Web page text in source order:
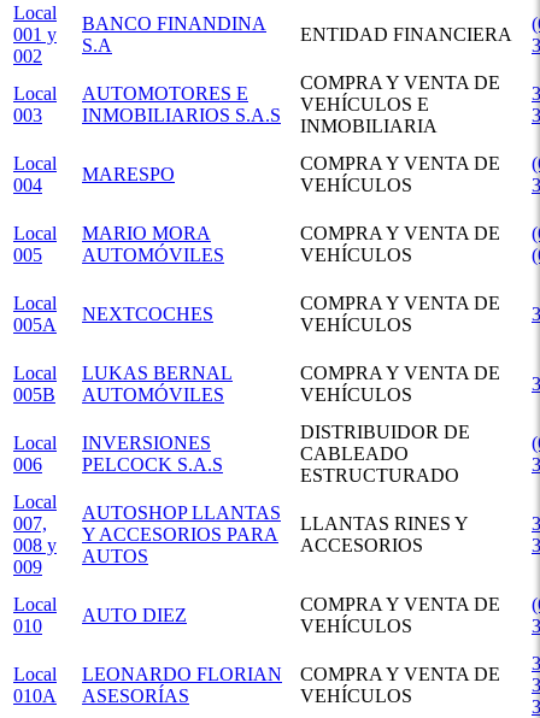
Local
001 y
002
BANCO FINANDINA
S.A
ENTIDAD FINANCIERA
Local
003
AUTOMOTORES E
INMOBILIARIOS S.A.S
COMPRA Y VENTA DE
VEHÍCULOS E
INMOBILIARIA
Local
004
MARESPO
COMPRA Y VENTA DE
VEHÍCULOS
Local
005
MARIO MORA
AUTOMÓVILES
COMPRA Y VENTA DE
VEHÍCULOS
Local
005A
NEXTCOCHES
COMPRA Y VENTA DE
VEHÍCULOS
Local
005B
LUKAS BERNAL
AUTOMÓVILES
COMPRA Y VENTA DE
VEHÍCULOS
Local
006
INVERSIONES
PELCOCK S.A.S
DISTRIBUIDOR DE
CABLEADO
ESTRUCTURADO
Local
007,
008 y
009
AUTOSHOP LLANTAS
Y ACCESORIOS PARA
AUTOS
LLANTAS RINES Y
ACCESORIOS
Local
010
AUTO DIEZ
COMPRA Y VENTA DE
VEHÍCULOS
Local
010A
LEONARDO FLORIAN
ASESORÍAS
COMPRA Y VENTA DE
VEHÍCULOS